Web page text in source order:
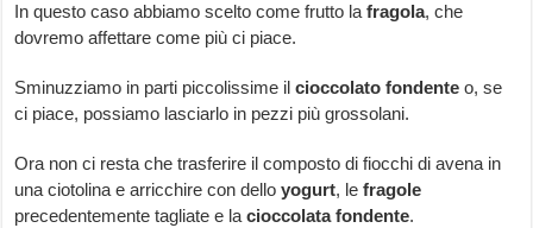
In questo caso abbiamo scelto come frutto lafragola, che
dovremo affettare come più ci piace.
Sminuzziamo in parti piccolissime ilcioccolato fondente o, se
ci piace, possiamo lasciarlo in pezzi più grossolani.
Ora non ci resta che trasferire il composto di fiocchi di avena in
una ciotolina e arricchire con delloyogurt, lefragole
precedentemente tagliate e lacioccolata fondente.